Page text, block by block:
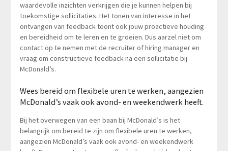
waardevolle inzichten verkrijgen die je kunnen helpen bij
toekomstige sollicitaties. Het tonen van interesse in het
ontvangen van feedback toont ook jouw proactieve houding
en bereidheid om te leren en te groeien. Dus aarzel niet om
contact op te nemen met de recruiter of hiring manager en
vraag om constructieve feedback na een sollicitatie bij
McDonald’s.
Wees bereid om flexibele uren te werken, aangezien
McDonald’s vaak ook avond- en weekendwerk heeft.
Bij het overwegen van een baan bij McDonald’s is het
belangrijk om bereid te zijn om flexibele uren te werken,
aangezien McDonald’s vaak ook avond- en weekendwerk